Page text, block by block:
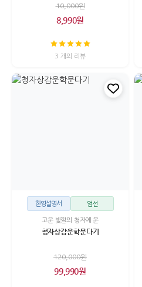
10,000원
8,990원
3 개의 리뷰
한영설명서 엄선
고운 빛깔의 청자에 운
청자상감운학문다기
120,000원
99,990원